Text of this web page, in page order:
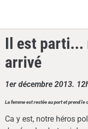
Il est parti...
arrivé
1er décembre 2013.
La femme est restée au port et prend le
Ca y est, notre héros